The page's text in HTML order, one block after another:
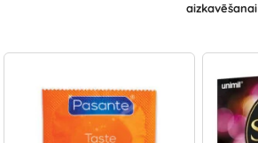
aizkavēšanai